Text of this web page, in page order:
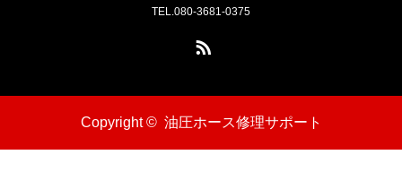
TEL.080-3681-0375
Copyright © 油圧ホース修理サポート